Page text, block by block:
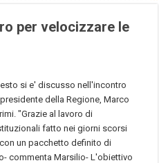
per velocizzare le
si e' discusso nell'incontro
della Regione, Marco
"Grazie al lavoro di
fatto nei giorni scorsi
un pacchetto definito di
commenta Marsilio- L'obiettivo